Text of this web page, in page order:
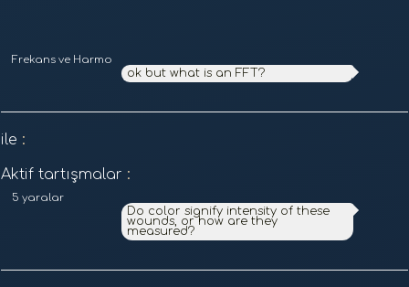
Frekans ve Harmonik Analiz
ok but what is an FFT?
ile :
Aktif tartışmalar :
5 yaralar
Do color signify intensity of these
wounds, or how are they
measured?